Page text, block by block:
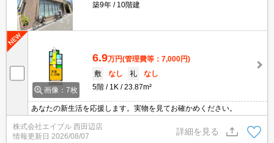
築9年
10階建
画像：7枚
6.9万円(管理費等：7,000円)
敷
なし 礼
なし
5階
1K 23.87m²
あなたの新生活を応援します。実物を見てお確かめください。
株式会社エイブル 西田辺店
情報更新日 2026/08/07
詳細を見る